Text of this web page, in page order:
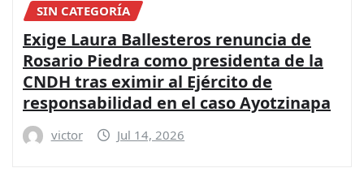
SIN CATEGORÍA
Exige Laura Ballesteros renuncia de
Rosario Piedra como presidenta de la
CNDH tras eximir al Ejército de
responsabilidad en el caso Ayotzinapa
victor Jul 14, 2026